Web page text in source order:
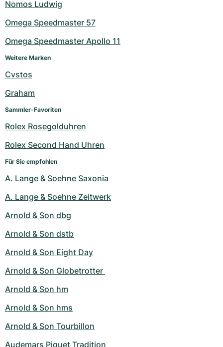
Nomos Ludwig
Omega Speedmaster 57
Omega Speedmaster Apollo 11
Weitere Marken
Cvstos
Graham
Sammler-Favoriten
Rolex Rosegolduhren
Rolex Second Hand Uhren
Für Sie empfohlen
A. Lange & Soehne Saxonia
A. Lange & Soehne Zeitwerk
Arnold & Son dbg
Arnold & Son dstb
Arnold & Son Eight Day
Arnold & Son Globetrotter
Arnold & Son hm
Arnold & Son hms
Arnold & Son Tourbillon
Audemars Piguet Tradition